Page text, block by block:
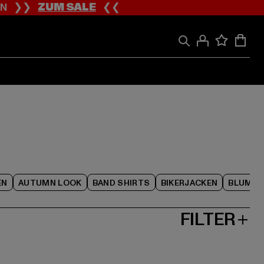
❯❯ZUM SALE❮❮
AUTUMN LOOK BAND SHIRTS BIKERJACKEN
FILTER